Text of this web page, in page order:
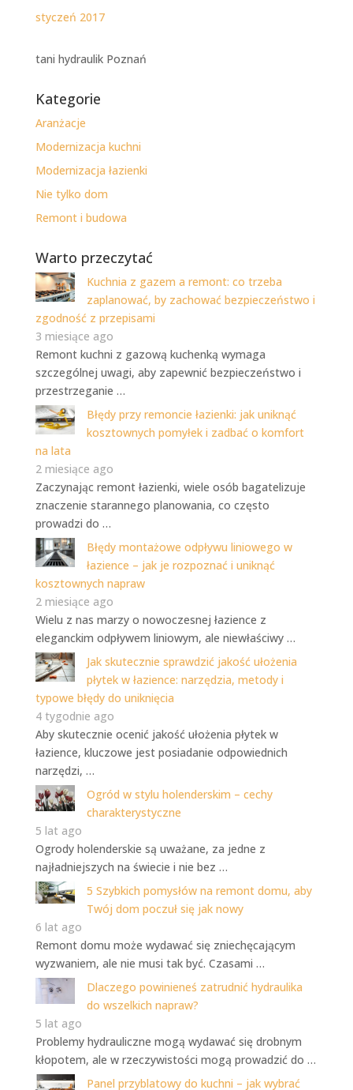
styczeń 2017
tani hydraulik Poznań
Kategorie
Aranżacje
Modernizacja kuchni
Modernizacja łazienki
Nie tylko dom
Remont i budowa
Warto przeczytać
Kuchnia z gazem a remont: co trzeba
zaplanować, by zachować bezpieczeństwo i
zgodność z przepisami
3 miesiące ago
Remont kuchni z gazową kuchenką wymaga
szczególnej uwagi, aby zapewnić bezpieczeństwo i
przestrzeganie …
Błędy przy remoncie łazienki: jak uniknąć
kosztownych pomyłek i zadbać o komfort
na lata
2 miesiące ago
Zaczynając remont łazienki, wiele osób bagatelizuje
znaczenie starannego planowania, co często
prowadzi do …
Błędy montażowe odpływu liniowego w
łazience – jak je rozpoznać i uniknąć
kosztownych napraw
2 miesiące ago
Wielu z nas marzy o nowoczesnej łazience z
eleganckim odpływem liniowym, ale niewłaściwy …
Jak skutecznie sprawdzić jakość ułożenia
płytek w łazience: narzędzia, metody i
typowe błędy do uniknięcia
4 tygodnie ago
Aby skutecznie ocenić jakość ułożenia płytek w
łazience, kluczowe jest posiadanie odpowiednich
narzędzi, …
Ogród w stylu holenderskim – cechy
charakterystyczne
5 lat ago
Ogrody holenderskie są uważane, za jedne z
najładniejszych na świecie i nie bez …
5 Szybkich pomysłów na remont domu, aby
Twój dom poczuł się jak nowy
6 lat ago
Remont domu może wydawać się zniechęcającym
wyzwaniem, ale nie musi tak być. Czasami …
Dlaczego powinieneś zatrudnić hydraulika
do wszelkich napraw?
5 lat ago
Problemy hydrauliczne mogą wydawać się drobnym
kłopotem, ale w rzeczywistości mogą prowadzić do …
Panel przyblatowy do kuchni – jak wybrać